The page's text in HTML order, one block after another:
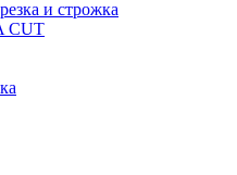
и строжка
CUT